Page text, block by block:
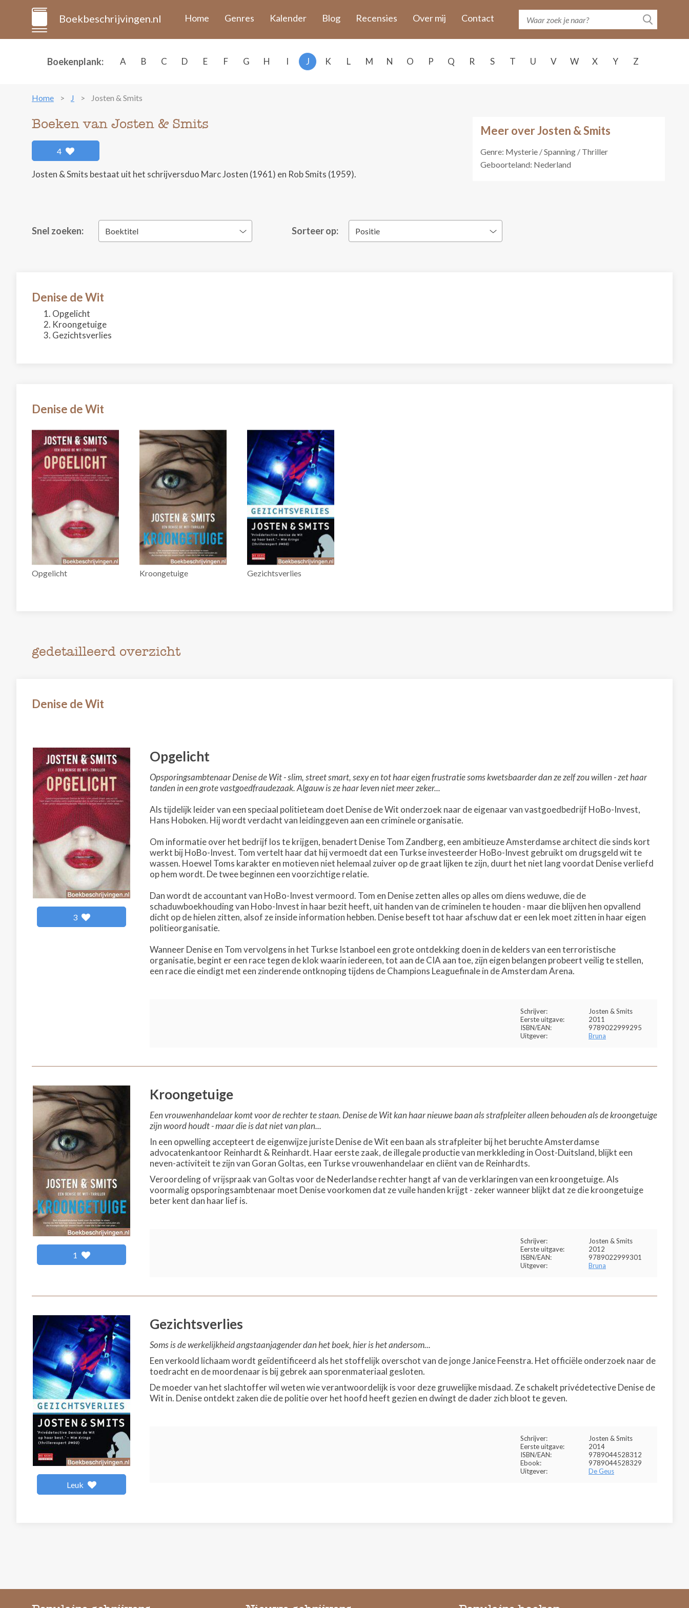
Boekbeschrijvingen.nl Home Genres Kalender Blog Recensies Over mij Contact
Boekenplank: A B C D E F G H I J K L M N O P Q R S T U V W X Y Z
Home J Josten & Smits
Meer over Josten & Smits
Genre: Mysterie / Spanning / Thriller
Geboorteland: Nederland
Boeken van Josten & Smits
4
Josten & Smits bestaat uit het schrijversduo Marc Josten (1961) en Rob Smits (1959).
Snel zoeken: Boektitel Sorteer op: Positie
Denise de Wit
Opgelicht
Kroongetuige
Gezichtsverlies
Denise de Wit
Opgelicht Kroongetuige Gezichtsverlies
gedetailleerd overzicht
Denise de Wit
3
Opgelicht
Opsporingsambtenaar Denise de Wit - slim, street smart, sexy en tot haar eigen frustratie soms kwetsbaarder dan ze zelf zou willen - zet haar
tanden in een grote vastgoedfraudezaak. Algauw is ze haar leven niet meer zeker...
Als tijdelijk leider van een speciaal politieteam doet Denise de Wit onderzoek naar de eigenaar van vastgoedbedrijf HoBo-Invest,
Hans Hoboken. Hij wordt verdacht van leidinggeven aan een criminele organisatie.
Om informatie over het bedrijf los te krijgen, benadert Denise Tom Zandberg, een ambitieuze Amsterdamse architect die sinds kort
werkt bij HoBo-Invest. Tom vertelt haar dat hij vermoedt dat een Turkse investeerder HoBo-Invest gebruikt om drugsgeld wit te
wassen. Hoewel Toms karakter en motieven niet helemaal zuiver op de graat lijken te zijn, duurt het niet lang voordat Denise verliefd
op hem wordt. De twee beginnen een voorzichtige relatie.
Dan wordt de accountant van HoBo-Invest vermoord. Tom en Denise zetten alles op alles om diens weduwe, die de
schaduwboekhouding van Hobo-Invest in haar bezit heeft, uit handen van de criminelen te houden - maar die blijven hen opvallend
dicht op de hielen zitten, alsof ze inside information hebben. Denise beseft tot haar afschuw dat er een lek moet zitten in haar eigen
politieorganisatie.
Wanneer Denise en Tom vervolgens in het Turkse Istanboel een grote ontdekking doen in de kelders van een terroristische
organisatie, begint er een race tegen de klok waarin iedereen, tot aan de CIA aan toe, zijn eigen belangen probeert veilig te stellen,
een race die eindigt met een zinderende ontknoping tijdens de Champions Leaguefinale in de Amsterdam Arena.
Schrijver:
Josten & Smits
Eerste uitgave:
2011
ISBN/EAN:
9789022999295
Uitgever:
Bruna
1
Kroongetuige
Een vrouwenhandelaar komt voor de rechter te staan. Denise de Wit kan haar nieuwe baan als strafpleiter alleen behouden als de kroongetuige
zijn woord houdt - maar die is dat niet van plan...
In een opwelling accepteert de eigenwijze juriste Denise de Wit een baan als strafpleiter bij het beruchte Amsterdamse
advocatenkantoor Reinhardt & Reinhardt. Haar eerste zaak, de illegale productie van merkkleding in Oost-Duitsland, blijkt een
neven-activiteit te zijn van Goran Goltas, een Turkse vrouwenhandelaar en cliënt van de Reinhardts.
Veroordeling of vrijspraak van Goltas voor de Nederlandse rechter hangt af van de verklaringen van een kroongetuige. Als
voormalig opsporingsambtenaar moet Denise voorkomen dat ze vuile handen krijgt - zeker wanneer blijkt dat ze die kroongetuige
beter kent dan haar lief is.
Schrijver:
Josten & Smits
Eerste uitgave:
2012
ISBN/EAN:
9789022999301
Uitgever:
Bruna
Leuk
Gezichtsverlies
Soms is de werkelijkheid angstaanjagender dan het boek, hier is het andersom...
Een verkoold lichaam wordt geïdentificeerd als het stoffelijk overschot van de jonge Janice Feenstra. Het officiële onderzoek naar de
toedracht en de moordenaar is bij gebrek aan sporenmateriaal gesloten.
De moeder van het slachtoffer wil weten wie verantwoordelijk is voor deze gruwelijke misdaad. Ze schakelt privédetective Denise de
Wit in. Denise ontdekt zaken die de politie over het hoofd heeft gezien en dwingt de dader zich bloot te geven.
Schrijver:
Josten & Smits
Eerste uitgave:
2014
ISBN/EAN:
9789044528312
Ebook:
9789044528329
Uitgever:
De Geus